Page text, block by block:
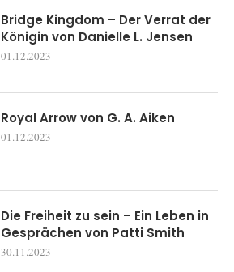
Bridge Kingdom – Der Verrat der
Königin von Danielle L. Jensen
01.12.2023
Royal Arrow von G. A. Aiken
01.12.2023
Die Freiheit zu sein – Ein Leben in
Gesprächen von Patti Smith
30.11.2023